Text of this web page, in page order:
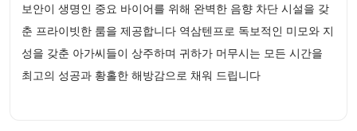
보안이 생명인 중요 바이어를 위해 완벽한 음향 차단 시설을 갖
춘 프라이빗한 룸을 제공합니다 역삼텐프로 독보적인 미모와 지
성을 갖춘 아가씨들이 상주하며 귀하가 머무시는 모든 시간을
최고의 성공과 황홀한 해방감으로 채워 드립니다